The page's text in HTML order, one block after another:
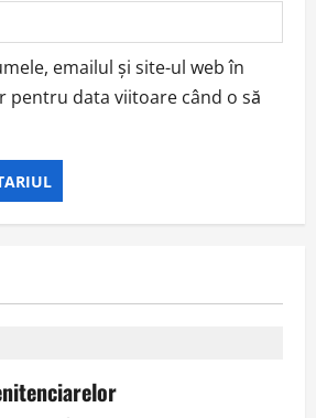
emailul și site-ul web în
pentru data viitoare când o să